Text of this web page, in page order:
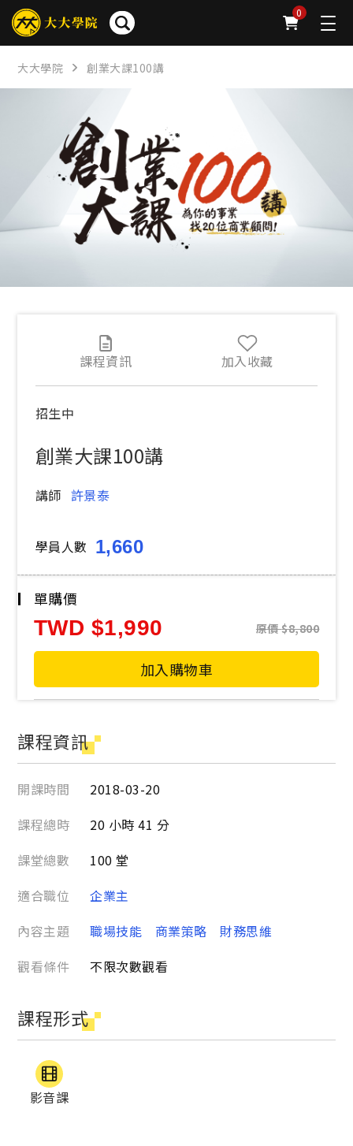
0
簡介 章節 問卷 FAQ
大大學院 創業大課100講
招生中
創業大課100講
講師 許景泰
學員人數 1,660
課程資訊 加入收藏
單購價
TWD 1,990 原價 8,800
加入購物車
課程資訊
開課時間
2018-03-20
課程總時
20 小時 41 分
課堂總數
100 堂
適合職位
企業主
內容主題
職場技能 商業策略
財務思維
觀看條件
不限次數觀看
課程形式
影音課